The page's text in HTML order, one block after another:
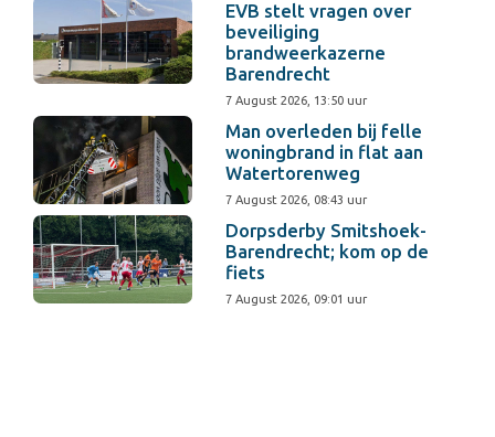
EVB stelt vragen over
beveiliging
brandweerkazerne
Barendrecht
7 August 2026, 13:50 uur
Man overleden bij felle
woningbrand in flat aan
Watertorenweg
7 August 2026, 08:43 uur
Dorpsderby Smitshoek-
Barendrecht; kom op de
fiets
7 August 2026, 09:01 uur